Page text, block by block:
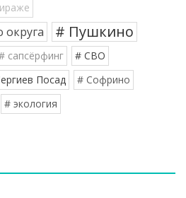
# Пушкино
сапсёрфинг
# СВО
Посад
# Софрино
# экология